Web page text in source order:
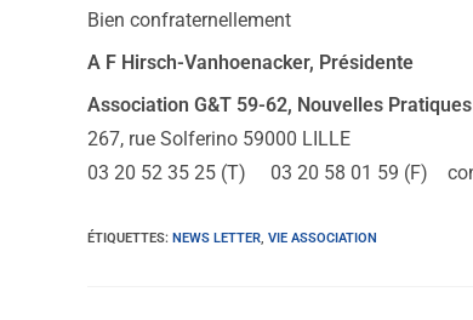
Bien confraternellement
A F Hirsch-Vanhoenacker, Présidente
Association G&T 59-62, Nouvelles
267, rue Solferino 59000 LILLE
03 20 52 35 25 (T) 03 20 58 01 59 (F)
ÉTIQUETTES: NEWS LETTER, VIE ASSOCIATION